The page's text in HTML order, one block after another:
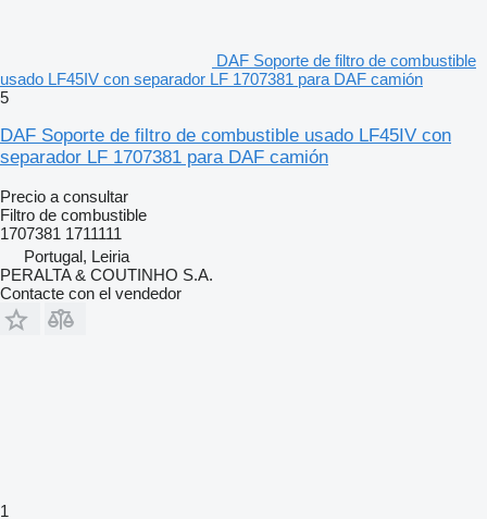
DAF Soporte de filtro de combustible
usado LF45IV con separador LF 1707381 para DAF camión
5
DAF Soporte de filtro de combustible usado LF45IV con
separador LF 1707381 para DAF camión
Precio a consultar
Filtro de combustible
1707381 1711111
Portugal, Leiria
PERALTA & COUTINHO S.A.
Contacte con el vendedor
1